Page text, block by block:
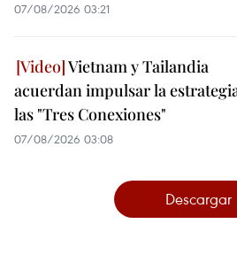
07/08/2026 03:21
Vietnam y Tailandia
acuerdan impulsar la
las "Tres Conexiones"
07/08/2026 03:08
Descargar